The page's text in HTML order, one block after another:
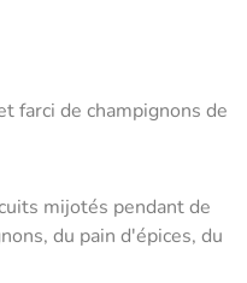
farci de champignons de
mijotés pendant de
du pain d'épices, du